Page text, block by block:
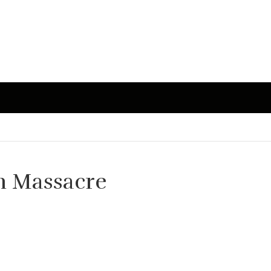
Massacre